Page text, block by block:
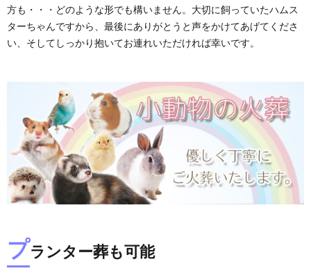
方も・・・どのような形でも構いません。大切に飼っていたハムス
ターちゃんですから、最後にありがとうと声をかけてあげてくださ
い、そしてしっかり抱いてお連れいただければ幸いです。
プランター葬も可能